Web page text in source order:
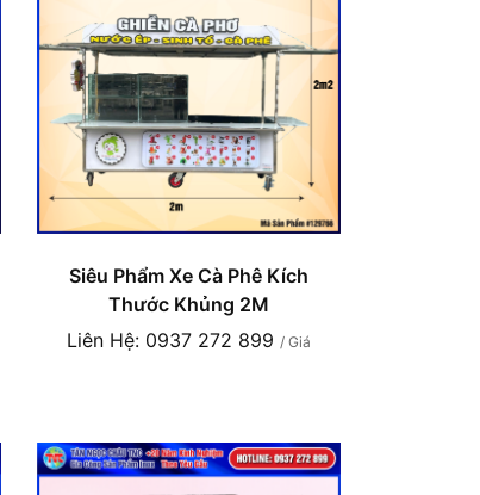
Siêu Phẩm Xe Cà Phê Kích
Thước Khủng 2M
Liên Hệ: 0937 272 899 / Giá